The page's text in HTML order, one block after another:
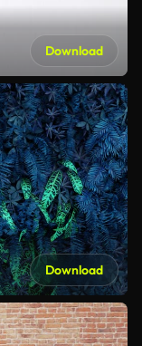
Download
Download